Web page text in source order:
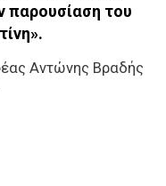
παρουσίαση του
Αντώνης Βραδής